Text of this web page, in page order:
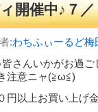
開催中♪７
:わちふぃーるど梅
さんいかがお過ご
注意ニャ(≧ω≦)
円以上お買い上げ